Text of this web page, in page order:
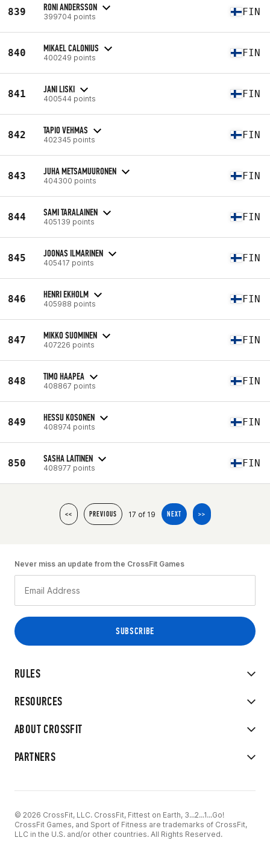
839 RONI ANDERSSON
399704 points FIN
840 MIKAEL CALONIUS
400249 points FIN
841 JANI LISKI
400544 points FIN
842 TAPIO VEHMAS
402345 points FIN
843 JUHA METSAMUURONEN
404300 points FIN
844 SAMI TARALAINEN
405139 points FIN
845 JOONAS ILMARINEN
405417 points FIN
846 HENRI EKHOLM
405988 points FIN
847 MIKKO SUOMINEN
407226 points FIN
848 TIMO HAAPEA
408867 points FIN
849 HESSU KOSONEN
408974 points FIN
850 SASHA LAITINEN
408977 points FIN
<< PREVIOUS 17 of 19 NEXT >>
RULES
RESOURCES
ABOUT CROSSFIT
PARTNERS
Never miss an update from the CrossFit Games
© 2026 CrossFit, LLC. CrossFit, Fittest on Earth, 3...2...1...Go!
CrossFit Games, and Sport of Fitness are trademarks of CrossFit,
LLC in the U.S. and/or other countries. All Rights Reserved.